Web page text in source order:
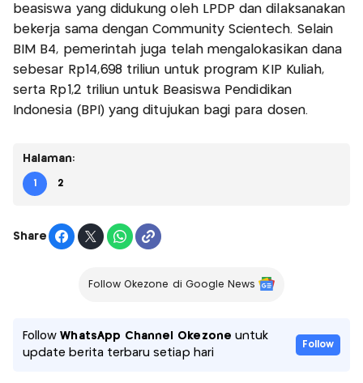
beasiswa yang didukung oleh LPDP dan dilaksanakan
bekerja sama dengan Community Scientech. Selain
BIM B4, pemerintah juga telah mengalokasikan dana
sebesar Rp14,698 triliun untuk program KIP Kuliah,
serta Rp1,2 triliun untuk Beasiswa Pendidikan
Indonesia (BPI) yang ditujukan bagi para dosen.
Halaman:
1 2
Share
Follow Okezone di Google News
FollowWhatsApp Channel Okezone untuk
update berita terbaru setiap hari
Follow